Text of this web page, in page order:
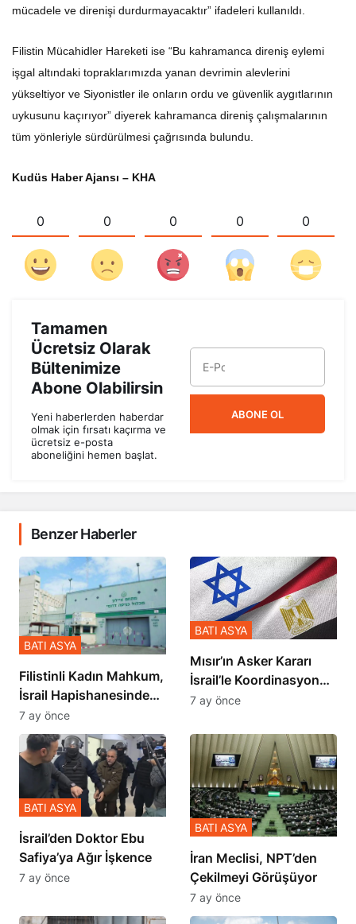
mücadele ve direnişi durdurmayacaktır” ifadeleri kullanıldı.
Filistin Mücahidler Hareketi ise “Bu kahramanca direniş eylemi
işgal altındaki topraklarımızda yanan devrimin alevlerini
yükseltiyor ve Siyonistler ile onların ordu ve güvenlik aygıtlarının
uykusunu kaçırıyor” diyerek kahramanca direniş çalışmalarının
tüm yönleriyle sürdürülmesi çağrısında bulundu.
Kudüs Haber Ajansı – KHA
0 0 0 0 0
Tamamen
Ücretsiz Olarak
Bültenimize
Abone Olabilirsin
Yeni haberlerden haberdar
olmak için fırsatı kaçırma ve
ücretsiz e-posta
aboneliğini hemen başlat.
ABONE OL
Benzer Haberler
Filistinli Kadın Mahkum,
İsrail Hapishanesindeki
Zulmü Anlattı
BATI ASYA
7 ay önce
Mısır’ın Asker Kararı
İsrail’le Koordinasyon
İçinde Gerçekleşmiş
BATI ASYA
7 ay önce
İsrail’den Doktor Ebu
Safiya’ya Ağır İşkence
BATI ASYA
7 ay önce
İran Meclisi, NPT’den
Çekilmeyi Görüşüyor
BATI ASYA
7 ay önce